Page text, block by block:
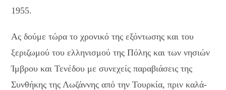
1955.
Ας δούμε τώρα το χρονικό της εξόντωσης και του
ξεριζωμού του ελληνισμού της Πόλης και των νησιών
Ίμβρου και Τενέδου με συνεχείς παραβιάσεις της
Συνθήκης της Λωζάννης από την Τουρκία, πριν καλά-